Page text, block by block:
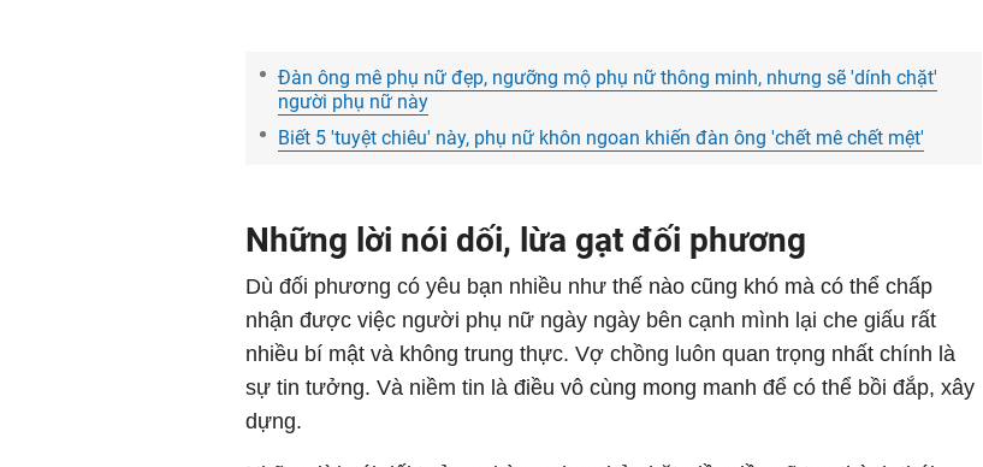
Đàn ông mê phụ nữ đẹp, ngưỡng mộ phụ nữ thông minh, nhưng sẽ 'dính chặt'
người phụ nữ này
Biết 5 'tuyệt chiêu' này, phụ nữ khôn ngoan khiến đàn ông 'chết mê chết mệt'
Những lời nói dối, lừa gạt đối phương
Dù đối phương có yêu bạn nhiều như thế nào cũng khó mà có thể chấp
nhận được việc người phụ nữ ngày ngày bên cạnh mình lại che giấu rất
nhiều bí mật và không trung thực. Vợ chồng luôn quan trọng nhất chính là
sự tin tưởng. Và niềm tin là điều vô cùng mong manh để có thể bồi đắp, xây
dựng.